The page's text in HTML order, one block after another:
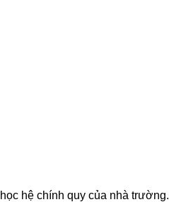
hệ chính quy của nhà trường.